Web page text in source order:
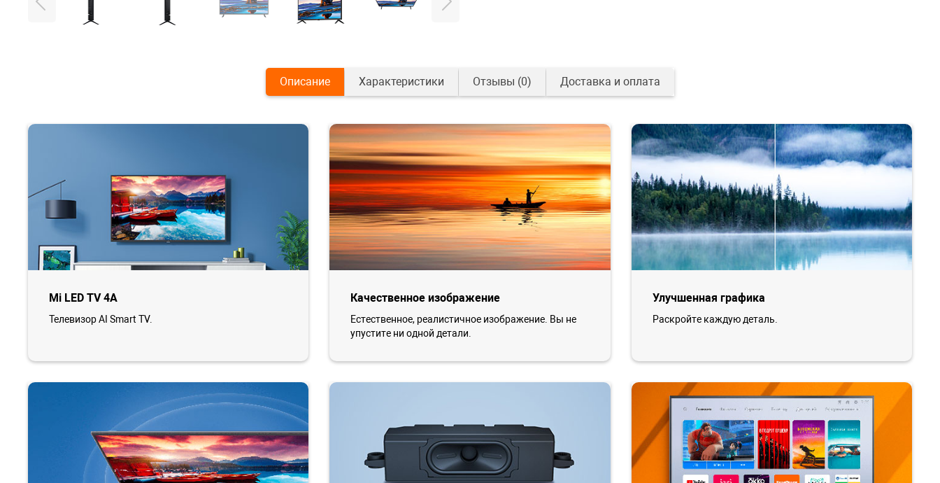
Описание Характеристики Отзывы (0) Доставка и оплата
Mi LED TV 4A
Телевизор AI Smart TV.
Качественное изображение
Естественное, реалистичное изображение. Вы не
упустите ни одной детали.
Улучшенная графика
Раскройте каждую деталь.